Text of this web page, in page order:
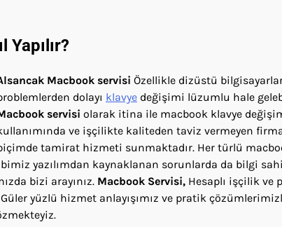
Yapılır?
Macbook servisi Özellikle dizüstü
dolayı klavye değişimi lüzumlu hale
servisi olarak itina ile macbook klavye
ve işçilikte kaliteden taviz vermeyen
tamirat hizmeti sunmaktadır. Her türlü
yazılımdan kaynaklanan sorunlarda da bilgi
bizi arayınız. Macbook Servisi, Hesaplı işçilik ve
yüzlü hizmet anlayışımız ve pratik